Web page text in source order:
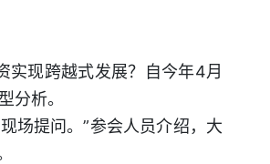
实现跨越式发展？自今年4月
分析。
场提问。”参会人员介绍，大